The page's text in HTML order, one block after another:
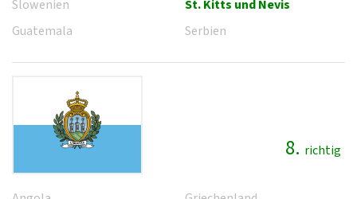
Slowenien
Guatemala
St. Kitts und Nevis
Serbien
8. richtig